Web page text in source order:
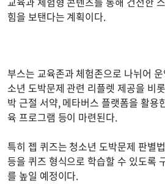
힘을 보탠다는 계획이다.
부스는 교육존과 체험존으로 나뉘어
소년 도박문제 관련 리플렛 제공을 비
박 근절 서약, 메타버스 플랫폼을 활용
육 프로그램 등이 마련된다.
특히 젭 퀴즈는 청소년 도박문제 판별
등을 퀴즈 형식으로 학습할 수 있도록
를 높일 예정이다.